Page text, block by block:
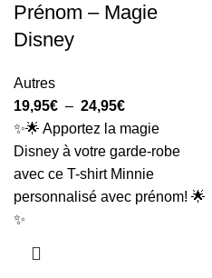
Prénom – Magie
Disney
Autres
19,95€ – 24,95€
✨🌟 Apportez la magie
Disney à votre garde-robe
avec ce T-shirt Minnie
personnalisé avec prénom! 🌟
✨